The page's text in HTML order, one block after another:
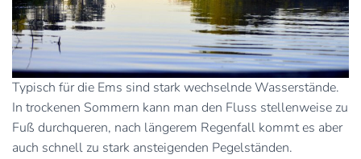
Typisch für die Ems sind stark wechselnde Wasserstände.
In trockenen Sommern kann man den Fluss stellenweise zu
Fuß durchqueren, nach längerem Regenfall kommt es aber
auch schnell zu stark ansteigenden Pegelständen.